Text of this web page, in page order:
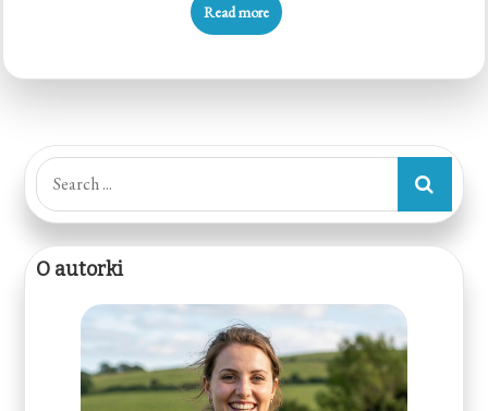
Read more
Search
for:
O autorki